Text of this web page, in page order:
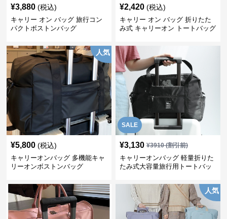
¥3,880 (税込)
キャリー オン バッグ 旅行コン
パクトボストンバッグ
¥2,420 (税込)
キャリー オン バッグ 折りたた
み式 キャリーオン トートバッグ
人気
¥5,800 (税込)
キャリーオンバッグ 多機能キャ
リーオンボストンバッグ
SALE
¥3,130 ¥3910(割引前)
キャリーオンバッグ 軽量折りた
たみ式大容量旅行用トートバッ
人気